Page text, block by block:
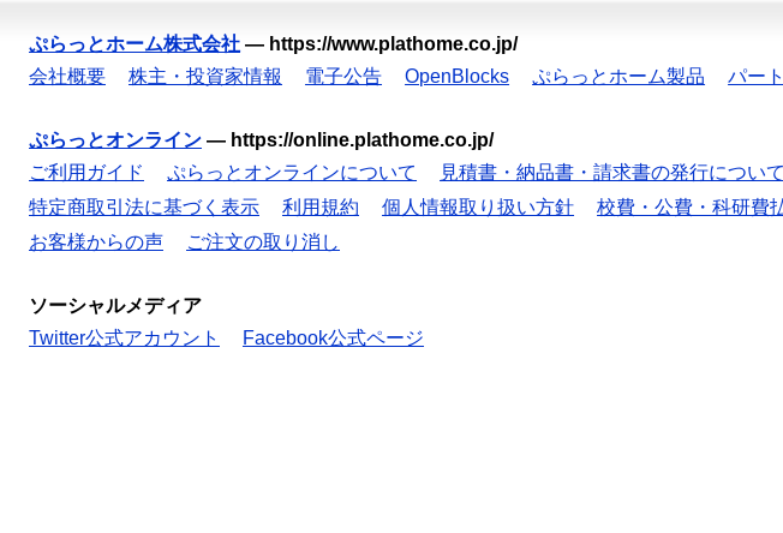
ぷらっとホーム株式会社 — https://www.plathome.co.jp/
会社概要
株主・投資家情報 電子公告 OpenBlocks ぷらっとホーム製品 パー
ぷらっとオンライン — https://online.plathome.co.jp/
ご利用ガイド
ぷらっとオンラインについて 見積書・納品書・請求書の発行について
特定商取引法に基づく表示
利用規約 個人情報取り扱い方針 校費・公費・科研費
お客様からの声
ご注文の取り消し
ソーシャルメディア
Twitter公式アカウント
Facebook公式ページ